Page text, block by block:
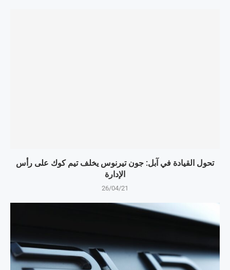
تحول القيادة في آبل: جون تيرنوس يخلف تيم كوك على رأس
الإدارة
26/04/21